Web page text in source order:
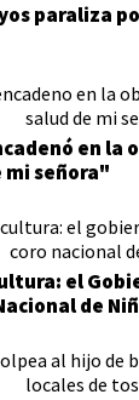
paraliza
en la
mi señora"
el
de